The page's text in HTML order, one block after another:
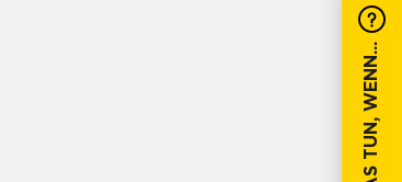
WAS TUN, WENN...